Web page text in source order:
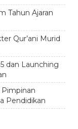
Tahun Ajaran
Qur’ani Murid
dan Launching
Pimpinan
Pendidikan